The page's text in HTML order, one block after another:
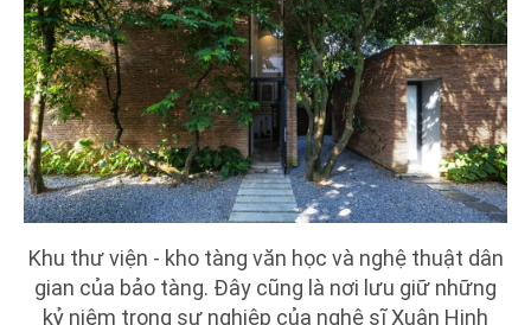
Khu thư viện - kho tàng văn học và nghệ thuật dân
gian của bảo tàng. Đây cũng là nơi lưu giữ những
kỷ niệm trong sự nghiệp của nghệ sĩ Xuân Hinh